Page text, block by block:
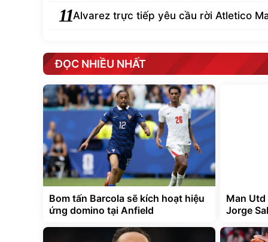
TIN NÓNG
3Arsenal mất thêm hậu vệ phải sau trận
Real Betis
5Arsenal đổi hướng sang Barcola nếu vồ
Vinicius
7 Cách Arsenal mua Bruno Guimaraes
Newcastle bối rối
9Nabil Fekir đầu quân cho tân binh Saudi
League
11